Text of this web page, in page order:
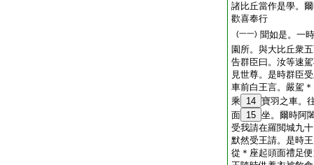
諸比丘當作是學。
歡喜奉行
(一一) 聞如是。一
園所。與大比丘衆
告群臣曰。汝等速
見世尊。是時群臣
車前白王言。嚴駕
乘
14 寶羽之車。
面 15 坐。爾時阿
受我請在羅閲城九
默然受王請。是時
從＊座起頭面禮足